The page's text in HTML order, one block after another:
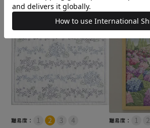
カートに入れる
難易度： 難易度：